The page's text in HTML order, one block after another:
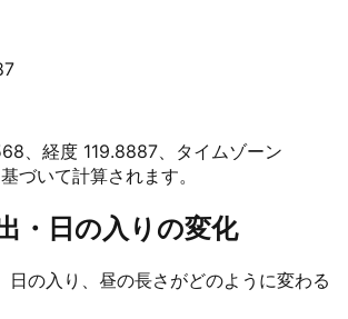
、経度 119.8887、タイムゾーン
づいて計算されます。
・日の入りの変化
日の入り、昼の長さがどのように変わる